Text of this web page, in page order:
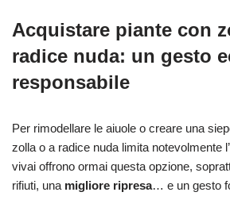
Acquistare piante con
radice nuda: un gesto
responsabile
Per rimodellare le aiuole o creare una
zolla o a radice nuda limita notevolmente
vivai offrono ormai questa opzione,
rifiuti, una migliore ripresa… e un gesto